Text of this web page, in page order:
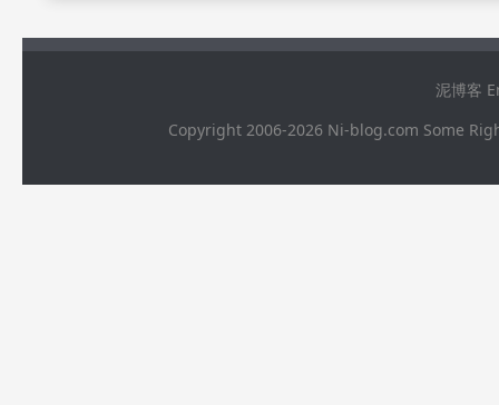
泥博客
Copyright 2006-2026 Ni-blog.com Some